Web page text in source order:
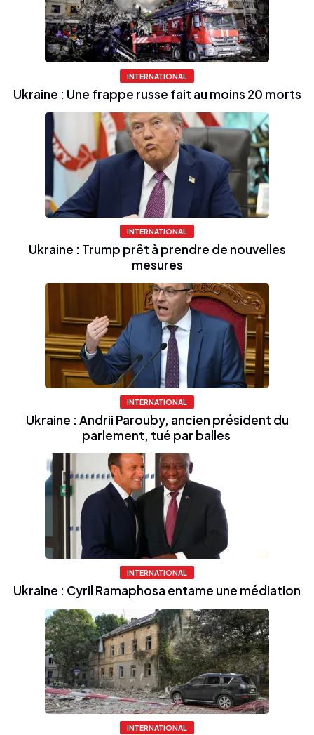
INTERNATIONAL
Ukraine : Une frappe russe fait au moins 20 morts
INTERNATIONAL
Ukraine : Trump prêt à prendre de nouvelles
mesures
INTERNATIONAL
Ukraine : Andrii Parouby, ancien président du
parlement, tué par balles
INTERNATIONAL
Ukraine : Cyril Ramaphosa entame une médiation
INTERNATIONAL